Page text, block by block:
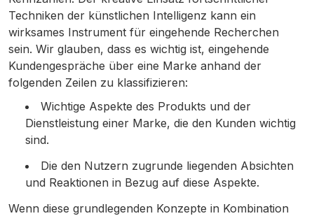
Techniken der künstlichen Intelligenz kann ein
wirksames Instrument für eingehende Recherchen
sein. Wir glauben, dass es wichtig ist, eingehende
Kundengespräche über eine Marke anhand der
folgenden Zeilen zu klassifizieren:
Wichtige Aspekte des Produkts und der
Dienstleistung einer Marke, die den Kunden wichtig
sind.
Die den Nutzern zugrunde liegenden Absichten
und Reaktionen in Bezug auf diese Aspekte.
Wenn diese grundlegenden Konzepte in Kombination